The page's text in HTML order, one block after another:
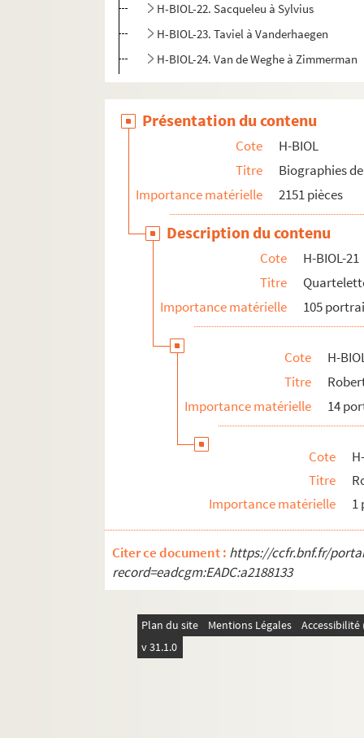
H-BIOL-22. Sacqueleu à Sylvius
H-BIOL-23. Taviel à Vanderhaegen
H-BIOL-24. Van de Weghe à Zimmerman
Présentation du contenu
Cote
H-BIOL
Titre
Biographies
Importance matérielle
2151 pièces
Description du contenu
Cote
H-BIOL-21
Titre
Importance matérielle
105
Cote
H-
Titre
Importance matérielle
14
Cote
Titre
Importance matérielle
1
Citer ce document : https://ccfr.bnf.fr/
record=eadcgm:EADC:a2188133
Plan du site Mentions Légales
v 31.1.0